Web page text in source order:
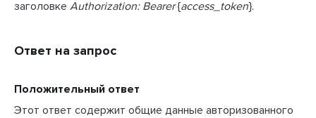
заголовке Authorization: Bearer{access_token}.
Ответ на запрос
Положительный ответ
Этот ответ содержит общие данные авторизованного